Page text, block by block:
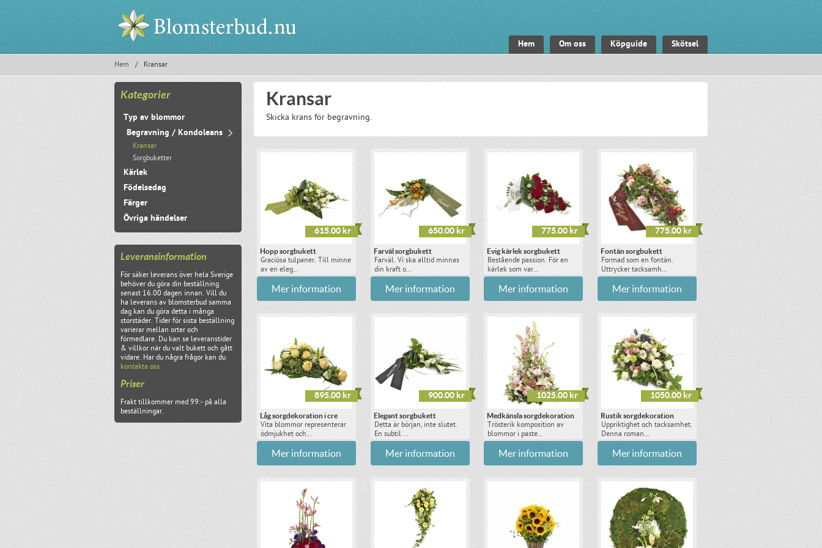
Hem Om oss Köpguide Skötsel
Hem / Kransar
Kategorier
Typ av blommor
Begravning / Kondoleans
Kransar
Sorgbuketter
Kärlek
Födelsedag
Färger
Övriga händelser
Leveransinformation
För säker leverans över hela Sverige
behöver du göra din beställning
senast 16.00 dagen innan. Vill du
ha leverans av blomsterbud samma
dag kan du göra detta i många
storstäder. Tider för sista beställning
varierar mellan orter och
förmedlare. Du kan se leveranstider
& villkor när du valt bukett och gått
vidare. Har du några frågor kan du
kontakta oss
Priser
Frakt tillkommer med 99:- på alla
beställningar.
Kransar
Skicka krans för begravning.
Hopp sorgbukett
Graciösa tulpaner. Till minne
av en eleg...
615.00 kr
Mer information
Farväl sorgbukett
Farväl. Vi ska alltid minnas
din kraft o...
650.00 kr
Mer information
Evig kärlek sorgbukett
Bestående passion. För en
kärlek som var...
775.00 kr
Mer information
Fontän sorgbukett
Formad som en fontän.
Uttrycker tacksamh...
775.00 kr
Mer information
Låg sorgdekoration i cre
Vita blommor representerar
ödmjukhet och...
895.00 kr
Mer information
Elegant sorgbukett
Detta är början, inte slutet.
En subtil ...
900.00 kr
Mer information
Medkänsla sorgdekoration
Trösterik komposition av
blommor i paste...
1025.00 kr
Mer information
Rustik sorgdekoration
Uppriktighet och tacksamhet.
Denna roman...
1050.00 kr
Mer information